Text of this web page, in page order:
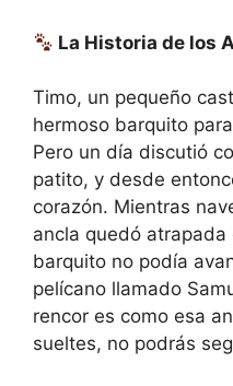
La Historia de los
Timo, un pequeño
hermoso barquito
Pero un día discutió
patito, y desde
corazón. Mientras
ancla quedó
barquito no podía
pelícano llamado
rencor es como esa
sueltes, no podrás